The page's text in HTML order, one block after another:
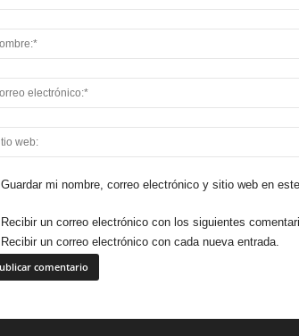
Guardar mi nombre, correo electrónico y sitio web en
Recibir un correo electrónico con los siguientes
Recibir un correo electrónico con cada nueva entrada.